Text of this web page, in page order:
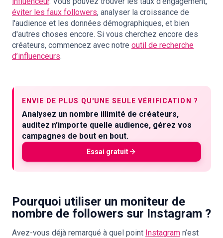
éviter les faux followers, analyser la croissance de
l'audience et les données démographiques, et bien
d'autres choses encore. Si vous cherchez encore des
créateurs, commencez avec notre outil de recherche
d’influenceurs.
ENVIE DE PLUS QU'UNE SEULE VÉRIFICATION ?
Analysez un nombre illimité de créateurs,
auditez n'importe quelle audience, gérez vos
campagnes de bout en bout.
Essai gratuit
Pourquoi utiliser un moniteur de
nombre de followers sur Instagram ?
Avez-vous déjà remarqué à quel point Instagram n’est